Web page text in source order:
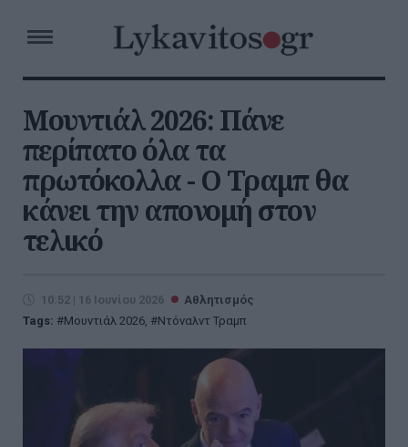
Μουντιάλ 2026: Πάνε
περίπατο όλα τα
πρωτόκολλα - Ο Τραμπ θα
κάνει την απονομή στον
τελικό
10:52 | 16 Ιουνίου 2026
Αθλητισμός
Tags:
Μουντιάλ 2026, Ντόναλντ Τραμπ